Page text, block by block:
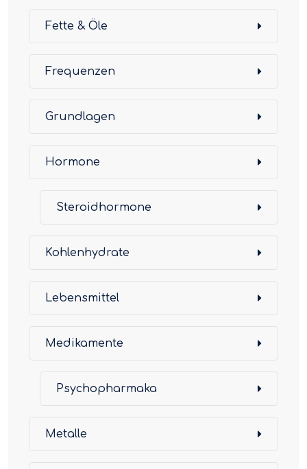
Fette & Öle
Frequenzen
Grundlagen
Hormone
Steroidhormone
Kohlenhydrate
Lebensmittel
Medikamente
Psychopharmaka
Metalle